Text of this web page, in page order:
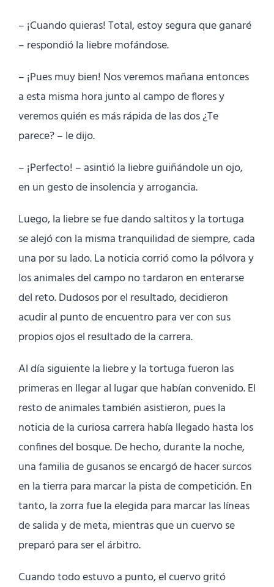
– ¡Cuando quieras! Total, estoy segura que ganaré
– respondió la liebre mofándose.
– ¡Pues muy bien! Nos veremos mañana entonces
a esta misma hora junto al campo de flores y
veremos quién es más rápida de las dos ¿Te
parece? – le dijo.
– ¡Perfecto! – asintió la liebre guiñándole un ojo,
en un gesto de insolencia y arrogancia.
Luego, la liebre se fue dando saltitos y la tortuga
se alejó con la misma tranquilidad de siempre, cada
una por su lado. La noticia corrió como la pólvora y
los animales del campo no tardaron en enterarse
del reto. Dudosos por el resultado, decidieron
acudir al punto de encuentro para ver con sus
propios ojos el resultado de la carrera.
Al día siguiente la liebre y la tortuga fueron las
primeras en llegar al lugar que habían convenido. El
resto de animales también asistieron, pues la
noticia de la curiosa carrera había llegado hasta los
confines del bosque. De hecho, durante la noche,
una familia de gusanos se encargó de hacer surcos
en la tierra para marcar la pista de competición. En
tanto, la zorra fue la elegida para marcar las líneas
de salida y de meta, mientras que un cuervo se
preparó para ser el árbitro.
Cuando todo estuvo a punto, el cuervo gritó